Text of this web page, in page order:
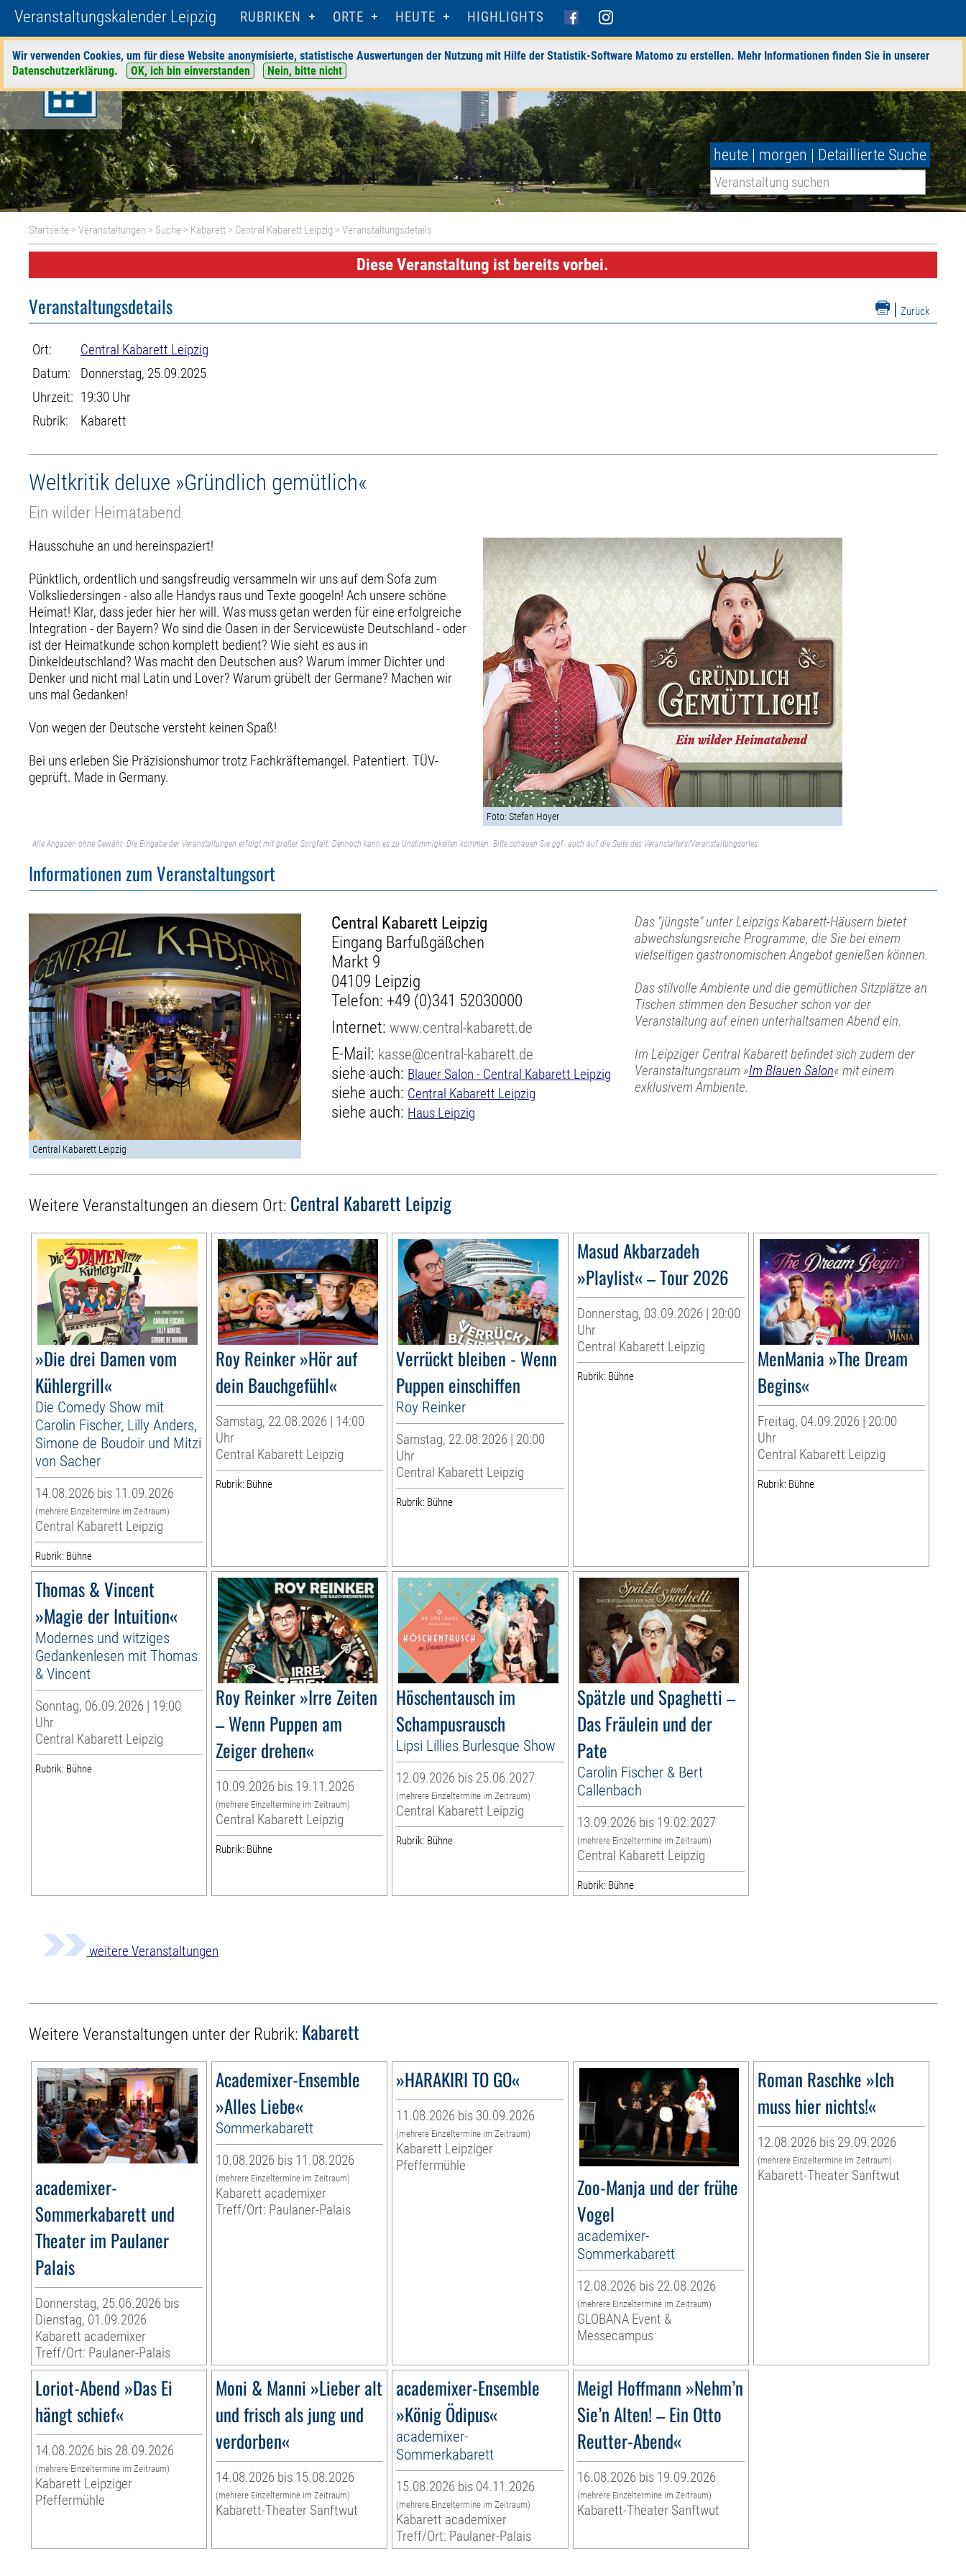
Veranstaltungskalender Leipzig RUBRIKEN ORTE HEUTE HIGHLIGHTS
Wir verwenden Cookies, um für diese Website anonymisierte, statistische Auswertungen der Nutzung mit Hilfe der Statistik-Software Matomo zu erstellen. Mehr Informationen finden Sie in unserer
Datenschutzerklärung. OK, ich bin einverstanden Nein, bitte nicht
heute | morgen | Detaillierte Suche
Startseite >Veranstaltungen > Suche > Kabarett > Central Kabarett Leipzig > Veranstaltungsdetails
Diese Veranstaltung ist bereits vorbei.
| Zurück
Veranstaltungsdetails
Ort:
Central Kabarett Leipzig
Datum:
Donnerstag, 25.09.2025
Uhrzeit: 19:30 Uhr
Rubrik:
Kabarett
Weltkritik deluxe »Gründlich gemütlich«
Ein wilder Heimatabend
Hausschuhe an und hereinspaziert!
Pünktlich, ordentlich und sangsfreudig versammeln wir uns auf dem Sofa zum
Volksliedersingen - also alle Handys raus und Texte googeln! Ach unsere schöne
Heimat! Klar, dass jeder hier her will. Was muss getan werden für eine erfolgreiche
Integration - der Bayern? Wo sind die Oasen in der Servicewüste Deutschland - oder
ist der Heimatkunde schon komplett bedient? Wie sieht es aus in
Dinkeldeutschland? Was macht den Deutschen aus? Warum immer Dichter und
Denker und nicht mal Latin und Lover? Warum grübelt der Germane? Machen wir
uns mal Gedanken!
Von wegen der Deutsche versteht keinen Spaß!
Bei uns erleben Sie Präzisionshumor trotz Fachkräftemangel. Patentiert. TÜV-
geprüft. Made in Germany.
Foto: Stefan Hoyer
Alle Angaben ohne Gewähr. Die Eingabe der Veranstaltungen erfolgt mit großer Sorgfalt. Dennoch kann es zu Unstimmigkeiten kommen. Bitte schauen Sie ggf. auch auf die Seite des Veranstalters/Veranstaltungsortes.
Informationen zum Veranstaltungsort
Central Kabarett Leipzig
Central Kabarett Leipzig
Eingang Barfußgäßchen
Markt 9
04109 Leipzig
Telefon: +49 (0)341 52030000
Internet:www.central-kabarett.de
E-Mail: kasse@central-kabarett.de
siehe auch: Blauer Salon - Central Kabarett Leipzig
siehe auch: Central Kabarett Leipzig
siehe auch: Haus Leipzig
Das "jüngste" unter Leipzigs Kabarett-Häusern bietet
abwechslungsreiche Programme, die Sie bei einem
vielseitigen gastronomischen Angebot genießen können.
Das stilvolle Ambiente und die gemütlichen Sitzplätze an
Tischen stimmen den Besucher schon vor der
Veranstaltung auf einen unterhaltsamen Abend ein.
Im Leipziger Central Kabarett befindet sich zudem der
Veranstaltungsraum »Im Blauen Salon« mit einem
exklusivem Ambiente.
Weitere Veranstaltungen an diesem Ort: Central Kabarett Leipzig
»Die drei Damen vom
Kühlergrill«
Die Comedy Show mit
Carolin Fischer, Lilly Anders,
Simone de Boudoir und Mitzi
von Sacher
14.08.2026 bis 11.09.2026
(mehrere Einzeltermine im Zeitraum)
Central Kabarett Leipzig
Rubrik: Bühne
Roy Reinker »Hör auf
dein Bauchgefühl«
Samstag, 22.08.2026 | 14:00
Uhr
Central Kabarett Leipzig
Rubrik: Bühne
Verrückt bleiben - Wenn
Puppen einschiffen
Roy Reinker
Samstag, 22.08.2026 | 20:00
Uhr
Central Kabarett Leipzig
Rubrik: Bühne
Masud Akbarzadeh
»Playlist« – Tour 2026
Donnerstag, 03.09.2026 | 20:00
Uhr
Central Kabarett Leipzig
Rubrik: Bühne
MenMania »The Dream
Begins«
Freitag, 04.09.2026 | 20:00
Uhr
Central Kabarett Leipzig
Rubrik: Bühne
Thomas & Vincent
»Magie der Intuition«
Modernes und witziges
Gedankenlesen mit Thomas
& Vincent
Sonntag, 06.09.2026 | 19:00
Uhr
Central Kabarett Leipzig
Rubrik: Bühne
Roy Reinker »Irre Zeiten
– Wenn Puppen am
Zeiger drehen«
10.09.2026 bis 19.11.2026
(mehrere Einzeltermine im Zeitraum)
Central Kabarett Leipzig
Rubrik: Bühne
Höschentausch im
Schampusrausch
Lipsi Lillies Burlesque Show
12.09.2026 bis 25.06.2027
(mehrere Einzeltermine im Zeitraum)
Central Kabarett Leipzig
Rubrik: Bühne
Spätzle und Spaghetti –
Das Fräulein und der
Pate
Carolin Fischer & Bert
Callenbach
13.09.2026 bis 19.02.2027
(mehrere Einzeltermine im Zeitraum)
Central Kabarett Leipzig
Rubrik: Bühne
weitere Veranstaltungen
Weitere Veranstaltungen unter der Rubrik: Kabarett
academixer-
Sommerkabarett und
Theater im Paulaner
Palais
Donnerstag, 25.06.2026 bis
Dienstag, 01.09.2026
Kabarett academixer
Treff/Ort: Paulaner-Palais
Academixer-Ensemble
»Alles Liebe«
Sommerkabarett
10.08.2026 bis 11.08.2026
(mehrere Einzeltermine im Zeitraum)
Kabarett academixer
Treff/Ort: Paulaner-Palais
»HARAKIRI TO GO«
11.08.2026 bis 30.09.2026
(mehrere Einzeltermine im Zeitraum)
Kabarett Leipziger
Pfeffermühle
Zoo-Manja und der frühe
Vogel
academixer-
Sommerkabarett
12.08.2026 bis 22.08.2026
(mehrere Einzeltermine im Zeitraum)
GLOBANA Event &
Messecampus
Roman Raschke »Ich
muss hier nichts!«
12.08.2026 bis 29.09.2026
(mehrere Einzeltermine im Zeitraum)
Kabarett-Theater Sanftwut
Loriot-Abend »Das Ei
hängt schief«
14.08.2026 bis 28.09.2026
(mehrere Einzeltermine im Zeitraum)
Kabarett Leipziger
Pfeffermühle
Moni & Manni »Lieber alt
und frisch als jung und
verdorben«
14.08.2026 bis 15.08.2026
(mehrere Einzeltermine im Zeitraum)
Kabarett-Theater Sanftwut
academixer-Ensemble
»König Ödipus«
academixer-
Sommerkabarett
15.08.2026 bis 04.11.2026
(mehrere Einzeltermine im Zeitraum)
Kabarett academixer
Treff/Ort: Paulaner-Palais
Meigl Hoffmann »Nehm’n
Sie’n Alten! – Ein Otto
Reutter-Abend«
16.08.2026 bis 19.09.2026
(mehrere Einzeltermine im Zeitraum)
Kabarett-Theater Sanftwut